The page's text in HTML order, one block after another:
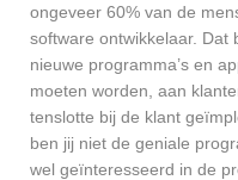
ongeveer 60% van de
software ontwikkelaar. Dat
nieuwe programma’s en
moeten worden, aan
tenslotte bij de klant
ben jij niet de geniale
wel geïnteresseerd in de